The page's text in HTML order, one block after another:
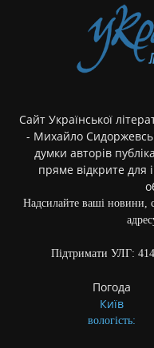
Сайт Української
- Михайло
думки авторів
пряме відкрите для
Надсилайте ваші новини,
Підтримати УЛГ:
Погода
Київ
вологість: